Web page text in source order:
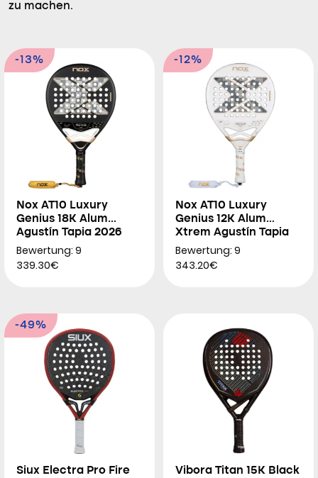
zu machen.
-13%
Nox AT10 Luxury
Genius 18K Alum
Agustín Tapia 2026
Bewertung: 9
339.30€
-12%
Nox AT10 Luxury
Genius 12K Alum
Xtrem Agustín Tapia
2026
Bewertung: 9
343.20€
-49%
Siux Electra Pro Fire
Vibora Titan 15K Black